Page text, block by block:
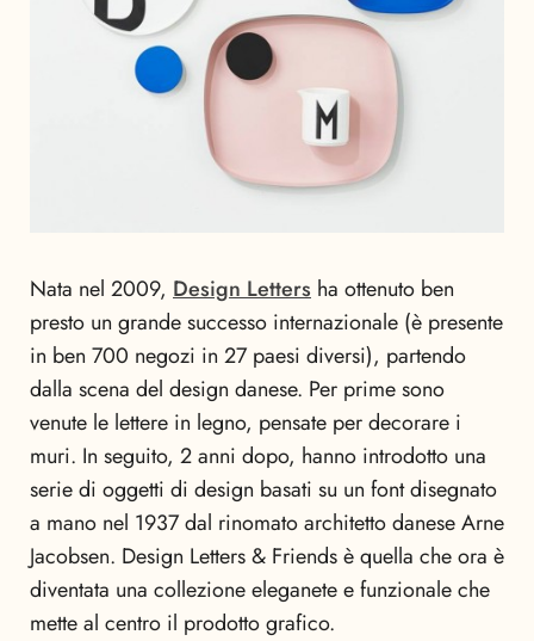
Nata nel 2009, Design Letters ha ottenuto ben
presto un grande successo internazionale (è presente
in ben 700 negozi in 27 paesi diversi), partendo
dalla scena del design danese. Per prime sono
venute le lettere in legno, pensate per decorare i
muri. In seguito, 2 anni dopo, hanno introdotto una
serie di oggetti di design basati su un font disegnato
a mano nel 1937 dal rinomato architetto danese Arne
Jacobsen. Design Letters & Friends è quella che ora è
diventata una collezione eleganete e funzionale che
mette al centro il prodotto grafico.